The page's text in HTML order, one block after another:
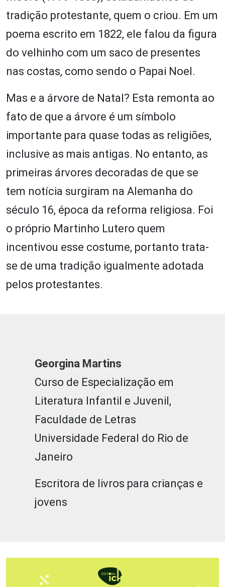
tradição protestante, quem o criou. Em um
poema escrito em 1822, ele falou da figura
do velhinho com um saco de presentes
nas costas, como sendo o Papai Noel.
Mas e a árvore de Natal? Esta remonta ao
fato de que a árvore é um símbolo
importante para quase todas as religiões,
inclusive as mais antigas. No entanto, as
primeiras árvores decoradas de que se
tem notícia surgiram na Alemanha do
século 16, época da reforma religiosa. Foi
o próprio Martinho Lutero quem
incentivou esse costume, portanto trata-
se de uma tradição igualmente adotada
pelos protestantes.
Georgina Martins
Curso de Especialização em
Literatura Infantil e Juvenil,
Faculdade de Letras
Universidade Federal do Rio de
Janeiro
Escritora de livros para crianças e
jovens